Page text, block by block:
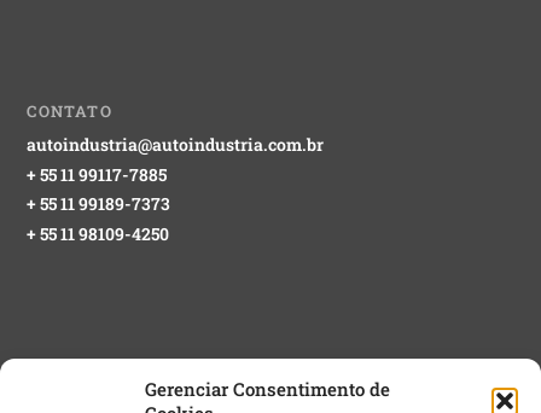
Gerenciar Consentimento de
CONTATO
autoindustria@autoindustria.com.br
+ 55 11 99117-7885
+ 55 11 99189-7373
+ 55 11 98109-4250